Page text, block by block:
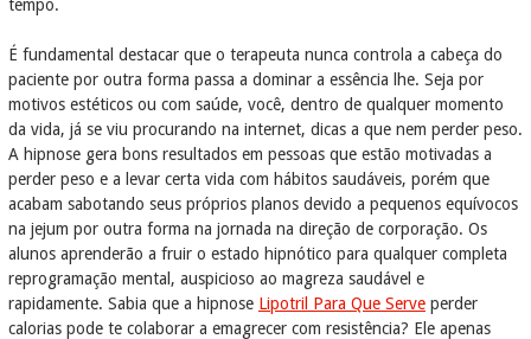
tempo.
É fundamental destacar que o terapeuta nunca controla a cabeça do
paciente por outra forma passa a dominar a essência lhe. Seja por
motivos estéticos ou com saúde, você, dentro de qualquer momento
da vida, já se viu procurando na internet, dicas a que nem perder peso.
A hipnose gera bons resultados em pessoas que estão motivadas a
perder peso e a levar certa vida com hábitos saudáveis, porém que
acabam sabotando seus próprios planos devido a pequenos equívocos
na jejum por outra forma na jornada na direção de corporação. Os
alunos aprenderão a fruir o estado hipnótico para qualquer completa
reprogramação mental, auspicioso ao magreza saudável e
rapidamente. Sabia que a hipnose Lipotril Para Que Serve perder
calorias pode te colaborar a emagrecer com resistência? Ele apenas